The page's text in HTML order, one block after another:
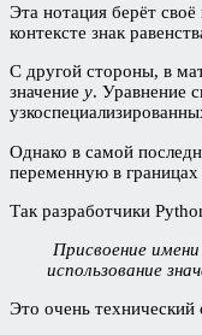
Эта нотация берёт
контексте знак
С другой стороны, в
значение y. Уравнение
Однако в самой
переменную в
Так разработчики
Присвоение
использование
Это очень технический